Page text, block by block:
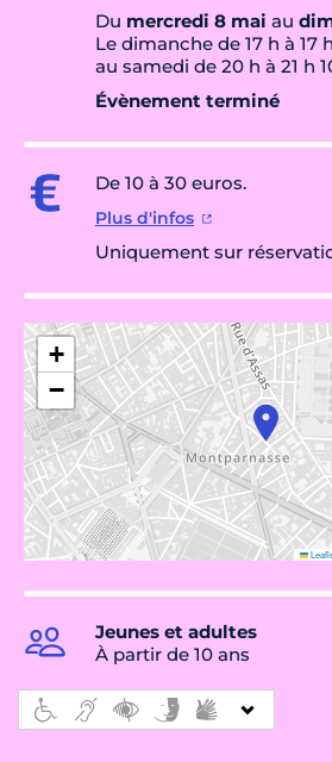
Du mercredi 8 mai au
Le dimanche de 17 h à 17
au samedi de 20 h à 21 h
Évènement terminé
De 10 à 30 euros.
Plus d'infos
Uniquement sur
+
−
Jeunes et adultes
À partir de 10 ans